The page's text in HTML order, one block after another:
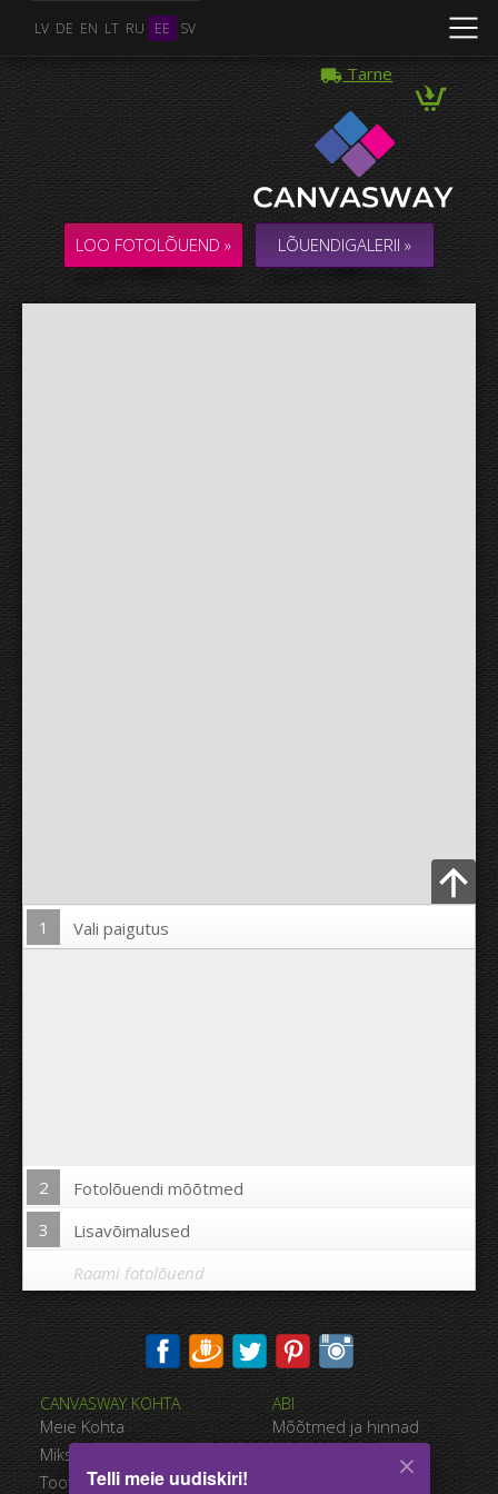
LV DE EN LT RU EE SV
Tarne
LOO FOTOLÕUEND » LÕUENDIGALERII »
Lae pilt üles
1 Vali paigutus
2
Fotolõuendi mõõtmed
3
Lisavõimalused
Trükkida pilt fotolõuendi äärtele:
Ei
Kaugus piltide vahel:
Raami fotolõuend
Mitu Foto
KOLLAAŽ / KOMPOSITSIOON mitmest Fotost
CANVASWAY KOHTA
Meie Kohta
Miks CanvasWAY
Toote Kvaliteet
ABI
Mõõtmed ja hinnad
Maksevõimalused
Telli meie uudiskiri!